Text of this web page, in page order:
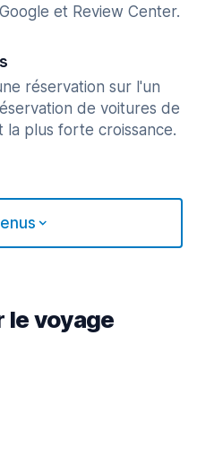
et Review Center.
réservation sur l'un
de voitures de
la plus forte croissance.
le voyage